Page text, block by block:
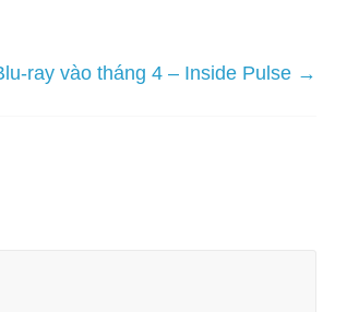
ray vào tháng 4 – Inside Pulse →